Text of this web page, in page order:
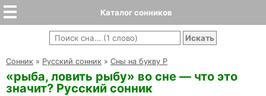
Каталог сонников
Cонник » Русский сонник » Сны на букву Р
«рыба, ловить рыбу» во сне — что это
значит? Русский сонник